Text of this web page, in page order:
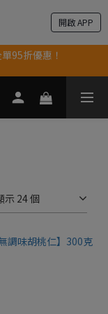
開啟 APP
金回饋
金回饋
95折優惠！
贈品牌毛巾
示 24 個